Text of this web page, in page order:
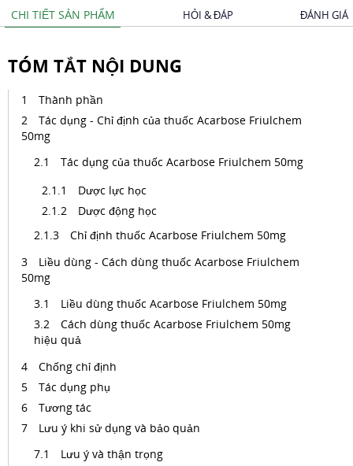
CHI TIẾT SẢN PHẨM HỎI & ĐÁP ĐÁNH GIÁ
TÓM TẮT NỘI DUNG
Thành phần
Tác dụng - Chỉ định của thuốc Acarbose Friulchem
50mg
Tác dụng của thuốc Acarbose Friulchem 50mg
Dược lực học
Dược động học
Chỉ định thuốc Acarbose Friulchem 50mg
Liều dùng - Cách dùng thuốc Acarbose Friulchem
50mg
Liều dùng thuốc Acarbose Friulchem 50mg
Cách dùng thuốc Acarbose Friulchem 50mg
hiệu quả
Chống chỉ định
Tác dụng phụ
Tương tác
Lưu ý khi sử dụng và bảo quản
Lưu ý và thận trọng